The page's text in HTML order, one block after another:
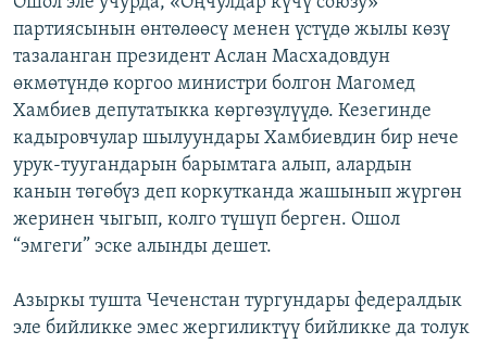
партиясынын өнтөлөөсү менен үстүдө жылы көзү
тазаланган президент Аслан Масхадовдун
өкмөтүндө коргоо министри болгон Магомед
Хамбиев депутатыкка көргөзүлүүдө. Кезегинде
кадыровчулар шылуундары Хамбиевдин бир нече
урук-туугандарын барымтага алып, алардын
канын төгөбүз деп коркутканда жашынып жүргөн
жеринен чыгып, колго түшүп берген. Ошол
“эмгеги” эске алынды дешет.
Азыркы тушта Чеченстан тургундары федералдык
эле бийликке эмес жергиликтүү бийликке да толук